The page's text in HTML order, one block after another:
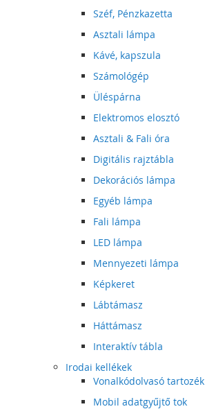
Széf, Pénzkazetta
Asztali lámpa
Kávé, kapszula
Számológép
Üléspárna
Elektromos elosztó
Asztali & Fali óra
Digitális rajztábla
Dekorációs lámpa
Egyéb lámpa
Fali lámpa
LED lámpa
Mennyezeti lámpa
Képkeret
Lábtámasz
Háttámasz
Interaktív tábla
Irodai kellékek
Vonalkódolvasó tartozék
Mobil adatgyűjtő tok